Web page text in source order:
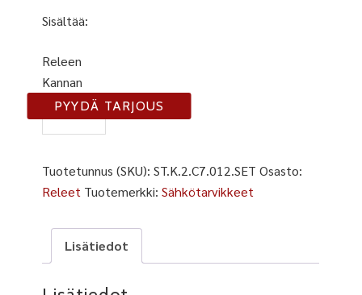
Sisältää:
Releen
Kannan
C7-
012-
määrä
PYYDÄ TARJOUS
Tuotetunnus (SKU):ST.K.2.C7.012.SET Osasto:
Releet Tuotemerkki:Sähkötarvikkeet
Lisätiedot